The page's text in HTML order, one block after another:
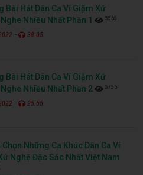
Bài Hát Dân Ca Ví Giặm Xứ
Nhiều Nhất Phần 1
5565
- 38:05
Bài Hát Dân Ca Ví Giặm Xứ
Nhiều Nhất Phần 2
5756
- 25:55
Chọn Những Ca Khúc Dân Ca Ví
Nghệ Đặc Sắc Nhất Việt Nam